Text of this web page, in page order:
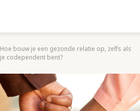
Hoe bouw je een gezonde relatie op, zelfs als
je codependent bent?